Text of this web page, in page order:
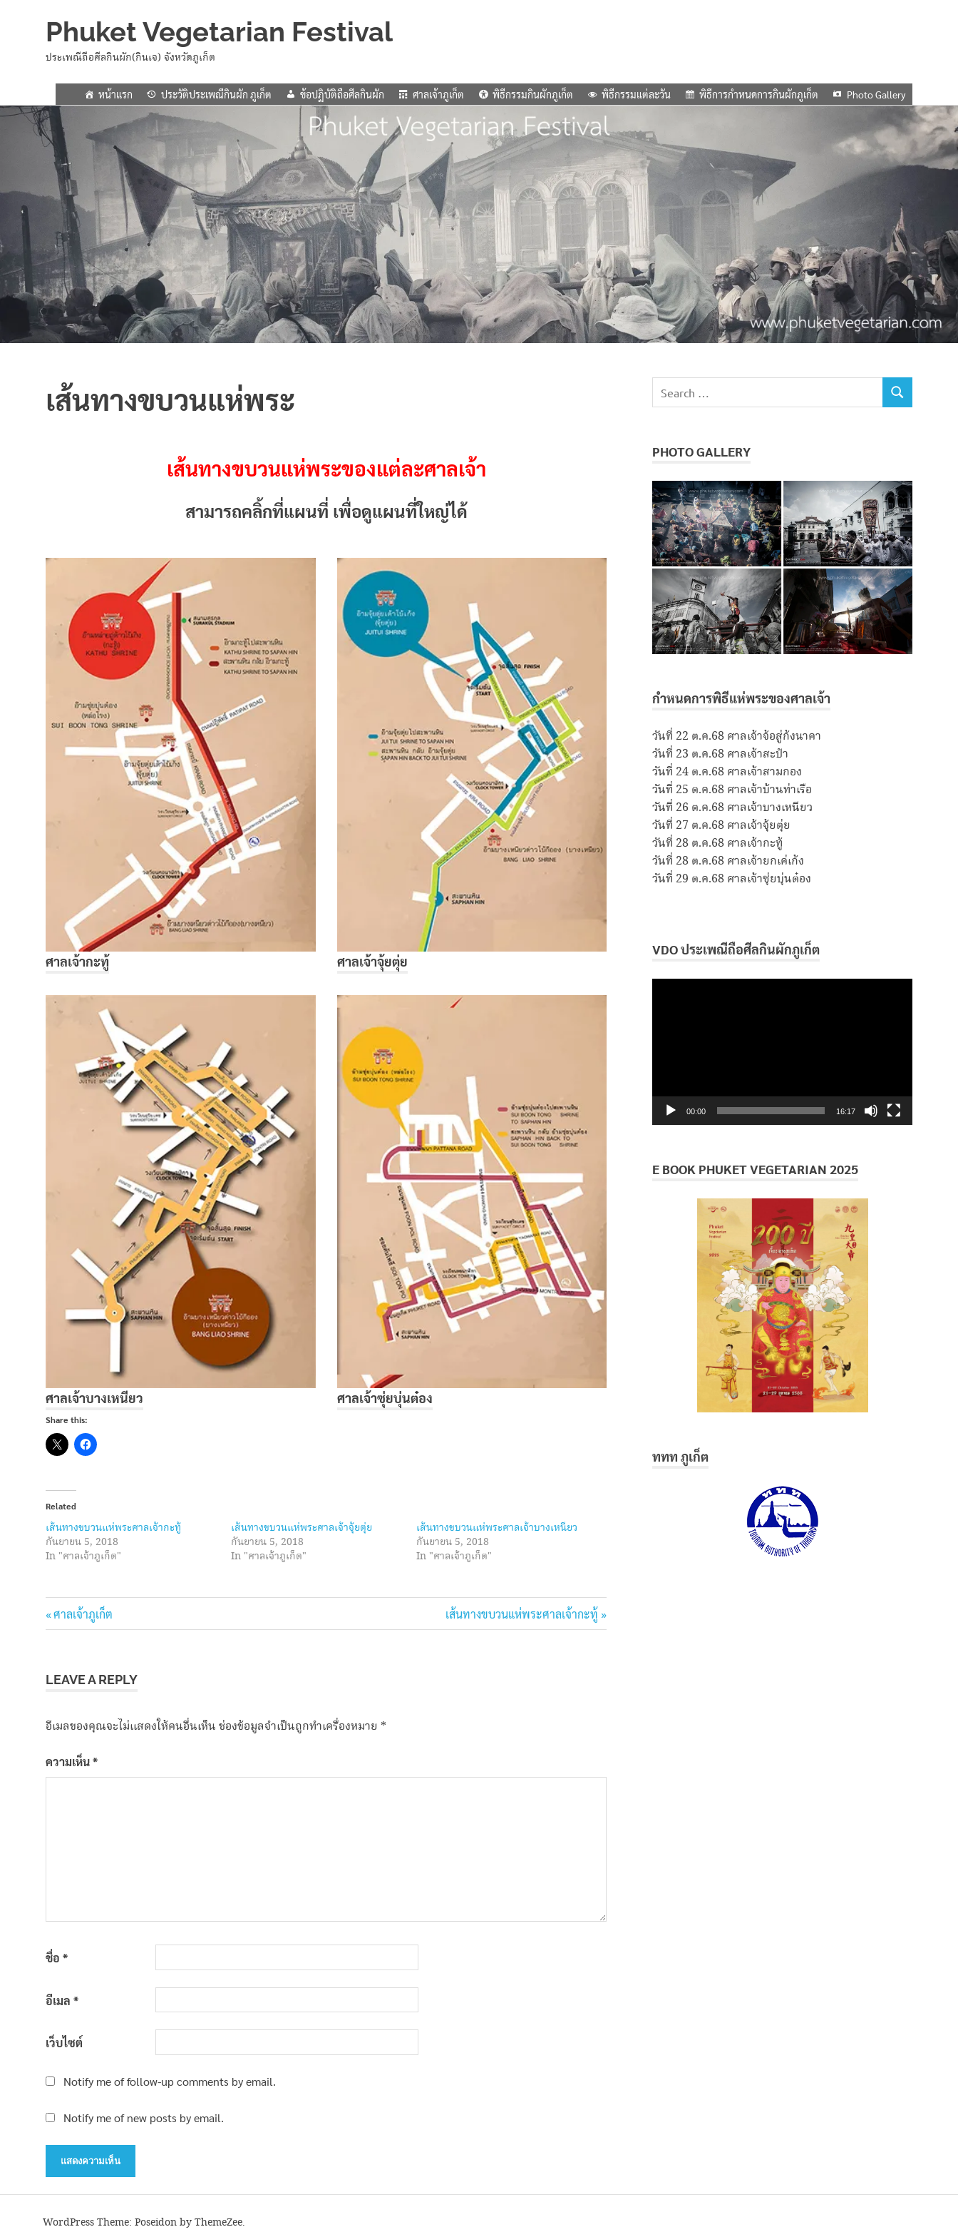
Skip
Phuket Vegetarian Festival
ประเพณีถือศีลกินผัก(กินเจ) จังหวัดภูเก็ต
หน้าแรก ประวัติประเพณีกินผัก ภูเก็ต ข้อปฏิบัติถือศีลกินผัก ศาลเจ้าภูเก็ต พิธีกรรมกินผักภูเก็ต พิธีกรรมแต่ละวัน พิธีการกำหนดการกินผักภูเก็ต Photo Gallery
เส้นทางขบวนแห่พระ
เส้นทางขบวนแห่พระของแต่ละศาลเจ้า
สามารถคลิ้กที่แผนที่ เพื่อดูแผนที่ใหญ่ได้
ศาลเจ้ากะทู้
ศาลเจ้าบางเหนียว
ศาลเจ้าจุ้ยตุ่ย
ศาลเจ้าซุ่ยบุ่นต๋อง
Share this:
Related
เส้นทางขบวนแห่พระศาลเจ้ากะทู้
กันยายน 5, 2018
In "ศาลเจ้าภูเก็ต"
เส้นทางขบวนแห่พระศาลเจ้าจุ้ยตุ่ย
กันยายน 5, 2018
In "ศาลเจ้าภูเก็ต"
เส้นทางขบวนแห่พระศาลเจ้าบางเหนียว
กันยายน 5, 2018
In "ศาลเจ้าภูเก็ต"
phuketfestival
phuketvegetarian
ภูเก็ต
ภูเก็ต
ถือศีล
กินผัก
แนะแนว
Previous
Post:
ศาลเจ้าภูเก็ต
Next
Post:
เส้นทางขบวนแห่พระศาลเจ้ากะทู้
LEAVE A REPLY
อีเมลของคุณจะไม่แสดงให้คนอื่นเห็น ช่องข้อมูลจำเป็นถูกทำเครื่องหมาย *
ความเห็น*
ชื่อ *
อีเมล *
เว็บไซต์
Notify me of follow-up comments by email.
Notify me of new posts by email.
for:
SEARCH
PHOTO GALLERY
กำหนดการพิธีแห่พระของศาลเจ้า
วันที่ 22 ต.ค.68 ศาลเจ้าจ้อสู่ก้งนาคา
วันที่ 23 ต.ค.68 ศาลเจ้าสะปำ
วันที่ 24 ต.ค.68 ศาลเจ้าสามกอง
วันที่ 25 ต.ค.68 ศาลเจ้าบ้านท่าเรือ
วันที่ 26 ต.ค.68 ศาลเจ้าบางเหนียว
วันที่ 27 ต.ค.68 ศาลเจ้าจุ้ยตุ่ย
วันที่ 28 ต.ค.68 ศาลเจ้ากะทู้
วันที่ 28 ต.ค.68 ศาลเจ้ายกเค่เก้ง
วันที่ 29 ต.ค.68 ศาลเจ้าซุ่ยบุ่นต๋อง
VDO ประเพณีถือศีลกินผักภูเก็ต
00:00 16:17
E BOOK PHUKET VEGETARIAN 2025
ททท ภูเก็ต
WordPress Theme: Poseidon by ThemeZee.